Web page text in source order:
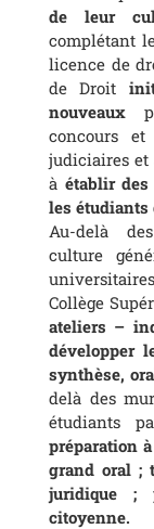
de leur
complétant
licence de
de Droit
nouveaux
concours et
judiciaires et
à établir
les étudiants
Au-delà
culture
Collège
ateliers –
développer
synthèse,
delà des
étudiants
préparation
grand oral ;
juridique ;
citoyenne.